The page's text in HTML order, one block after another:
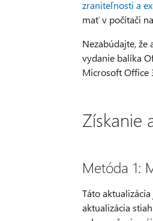
zraniteľnosti a
mať v počítači
Nezabúdajte,
vydanie balíka
Microsoft Office
Získanie
Metóda 1:
Táto
aktualizácia